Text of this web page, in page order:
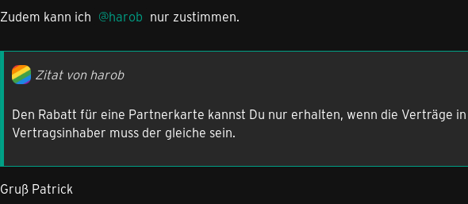
Zudem kann ich
harob nur zustimmen.
Zitat von harob
Den Rabatt für eine Partnerkarte kannst Du nur erhalten, wenn die Verträge
Vertragsinhaber muss der gleiche sein.
Gruß Patrick